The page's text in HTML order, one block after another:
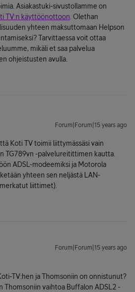
Asiakastuki-sivustollamme on
TV:n käyttöönottoon . Olethan
yhteen maksuttomaan Helpson
Tarvittaessa voit ottaa
mikäli et saa palvelua
ohjeistusten avulla.
Forum|Forum|15 years ago
Koti TV toimii liittymässäsi vain
TG789vn -palvelureitittimen kautta.
ADSL-modeemiksi ja Motorola
yhteen sen neljästä LAN-
liittimet).
Forum|Forum|15 years ago
TV:hen ja Thomsoniin on onnistunut?
Thomsoniin vaihtoa Buffalon ADSL2 -